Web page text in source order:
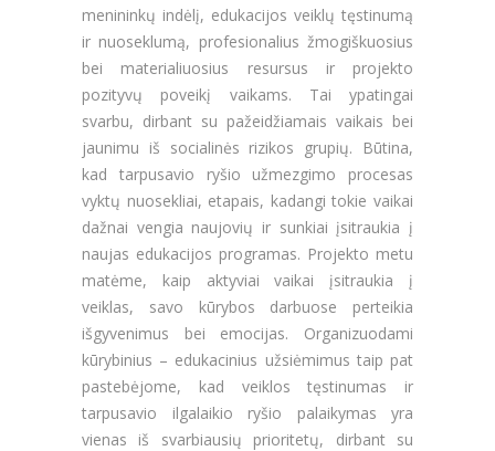
menininkų indėlį, edukacijos veiklų tęstinumą
ir nuoseklumą, profesionalius žmogiškuosius
bei materialiuosius resursus ir projekto
pozityvų poveikį vaikams. Tai ypatingai
svarbu, dirbant su pažeidžiamais vaikais bei
jaunimu iš socialinės rizikos grupių. Būtina,
kad tarpusavio ryšio užmezgimo procesas
vyktų nuosekliai, etapais, kadangi tokie vaikai
dažnai vengia naujovių ir sunkiai įsitraukia į
naujas edukacijos programas. Projekto metu
matėme, kaip aktyviai vaikai įsitraukia į
veiklas, savo kūrybos darbuose perteikia
išgyvenimus bei emocijas. Organizuodami
kūrybinius – edukacinius užsiėmimus taip pat
pastebėjome, kad veiklos tęstinumas ir
tarpusavio ilgalaikio ryšio palaikymas yra
vienas iš svarbiausių prioritetų, dirbant su